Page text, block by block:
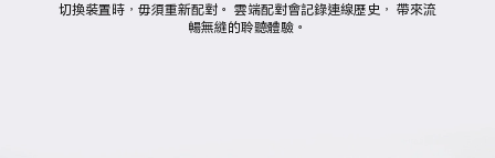
切換裝置時，毋須重新配對。 雲端配對會記錄連線歷史， 帶來流
暢無縫的聆聽體驗。